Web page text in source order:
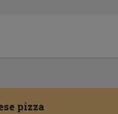
pizza